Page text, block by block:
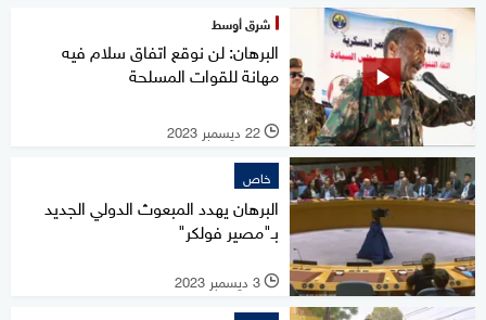
شرق أوسط
البرهان: لن نوقع اتفاق سلام فيه
مهانة للقوات المسلحة
l 22 ديسمبر 2023
خاص
البرهان يهدد المبعوث الدولي الجديد
بـ"مصير فولكر"
l 3 ديسمبر 2023